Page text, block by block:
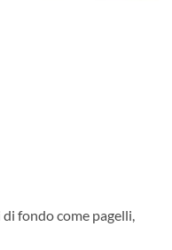
di fondo come pagelli,